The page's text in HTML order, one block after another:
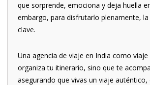
que sorprende, emociona y deja huella
embargo, para disfrutarlo plenamente,
clave.
Una agencia de viaje en India como
organiza tu itinerario, sino que te
asegurando que vivas un viaje